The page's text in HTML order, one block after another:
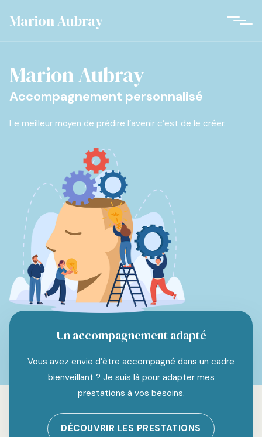
Marion Aubray
Marion Aubray
Accompagnement personnalisé
Le meilleur moyen de prédire l’avenir c’est de le créer.
Un accompagnement adapté
Vous avez envie d’être accompagné dans un cadre
bienveillant ? Je suis là pour adapter mes
prestations à vos besoins.
DÉCOUVRIR LES PRESTATIONS